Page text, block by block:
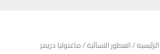
الرئيسية/العطور النسائية/ ماغنوليا دريمز